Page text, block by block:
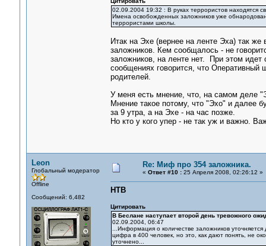
02.09.2004 19:32 : В руках террористов находятся
Имена освобожденных заложников уже
террористами школы.
Итак на Эхе (вернее на ленте Эха) так же
заложников. Кем сообщалось - не
заложников, на ленте нет. При этом
сообщениях говорится, что Оперативный
родителей.
У меня есть мнение, что, на самом деле
Мнение такое потому, что "Эхо" и далее
за 9 утра, а на Эхе - на час позже.
Но кто у кого упер - не так уж и важно.
Leon
Глобальный модератор
Offline
Сообщений: 6,482
Re: Миф про 354 заложника.
« Ответ #10 :25 Апреля 2008, 02:26:12 »
НТВ
Цитировать
В Беслане наступает второй день тревожного
02.09.2004, 06:47
...Информация о количестве заложников
цифра в 400 человек, но это, как дают понять, не
уточнено...